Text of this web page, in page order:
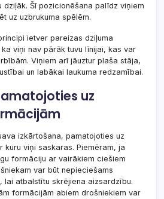
dziļāk. Šī pozicionēšana palīdz viņiem
uz uzbrukuma spēlēm.
ietver pareizas dziļuma
viņi nav pārāk tuvu līnijai, kas var
Viņiem arī jāuztur plaša stāja,
un labākai laukuma redzamībai.
uz
izkārtošana, pamatojoties uz
kuru viņi saskaras. Piemēram, ja
formāciju ar vairākiem ciešiem
var būt nepieciešams
lai atbalstītu skrējiena aizsardzību.
formācijām abiem drošniekiem var